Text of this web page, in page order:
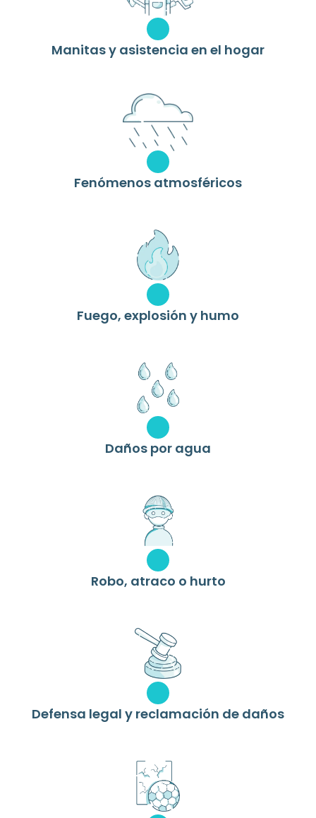
Manitas y asistencia en el hogar
Fenómenos atmosféricos
Fuego, explosión y humo
Daños por agua
Robo, atraco o hurto
Defensa legal y reclamación de daños